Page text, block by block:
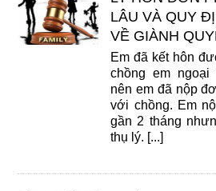
LÂU VÀ QUY
VỀ GIÀNH
Em đã kết hôn
chồng em
nên em đã nộp
với chồng. Em
gần 2 tháng
thụ lý. [...]